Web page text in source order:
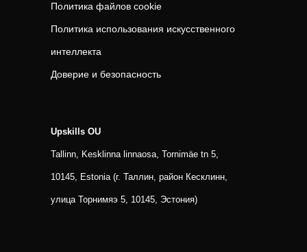
Политика файлов cookie
Политика использования искусственного
интеллекта
Доверие и безопасность
Upskills OU
Tallinn, Kesklinna linnaosa, Tornimäe tn 5,
10145, Estonia (г. Таллин, район Кесклинн,
улица Торнимяэ 5, 10145, Эстония)